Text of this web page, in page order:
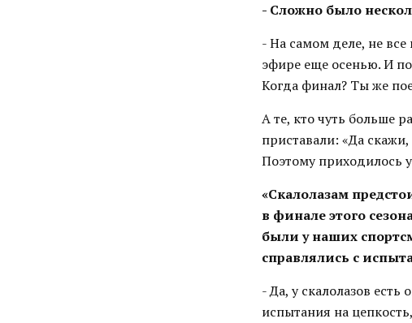
- Сложно было
- На самом деле, не
эфире еще осенью. И
Когда финал? Ты же
А те, кто чуть больше
приставали: «Да
Поэтому приходилось
«Скалолазам
в финале этого
были у наших
справлялись с
- Да, у скалолазов
испытания на